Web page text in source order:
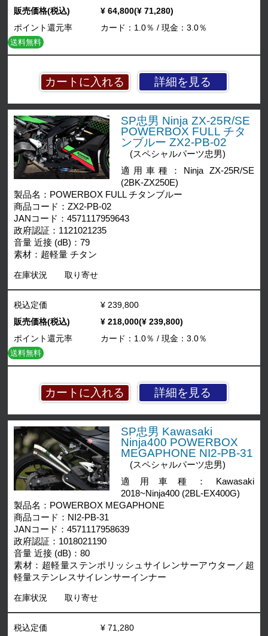
詳細を見る
販売価格(税込)
¥ 64,800(¥ 71,280)
ポイント還元率
カード：1.0％ / 現金：3.0％
送料無料
SP忠男 Ninja ZX-25R/SE
POWERBOX FULL チタ
ンブルー ZX2-PB-02
(スペシャルパーツ忠男)
適用車種：Ninja ZX-25R/SE
(2BK-ZX250E)
製品名：POWERBOX FULL チタンブルー
商品コード：ZX2-PB-02
JANコード：4571117959643
政府認証：1121021235
音量 近接 (dB)：79
素材：超軽量 チタン
在庫状況 取り寄せ
詳細を見る
税込定価
¥ 239,800
販売価格(税込)
¥ 218,000(¥ 239,800)
ポイント還元率
カード：1.0％ / 現金：3.0％
送料無料
SP忠男 Kawasaki
Ninja400 POWERBOX
MEGAPHONE NI2-PB-31
(スペシャルパーツ忠男)
適用車種：Kawasaki
2018~Ninja400 (2BL-EX400G)
製品名：POWERBOX MEGAPHONE
商品コード：NI2-PB-31
JANコード：4571117958639
政府認証：1018021190
音量 近接 (dB)：80
素材：超軽量ステンポリッシュサイレンサーアウター／超
軽量ステンレスサイレンサーインナー
在庫状況 取り寄せ
税込定価
¥ 71,280